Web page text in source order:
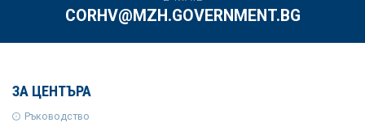
CORHV@MZH.GOVERNMENT.BG
ЗА ЦЕНТЪРА
Ръководство